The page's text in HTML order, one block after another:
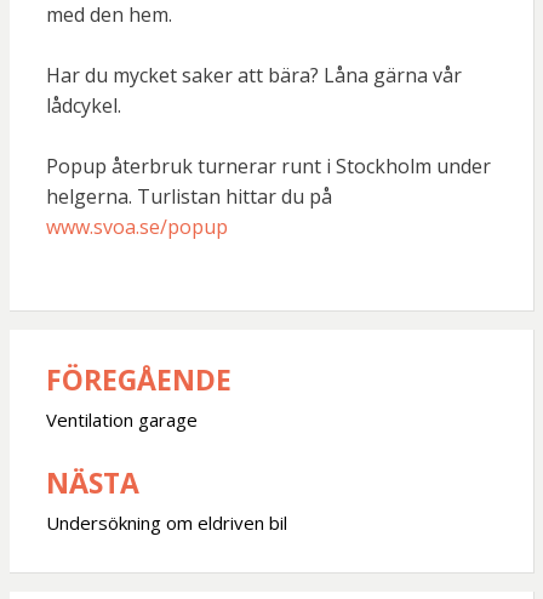
med den hem.
Har du mycket saker att bära? Låna gärna vår
lådcykel.
Popup återbruk turnerar runt i Stockholm under
helgerna. Turlistan hittar du på
www.svoa.se/popup
Inläggsnavigering
FÖREGÅENDE
Ventilation garage
NÄSTA
Undersökning om eldriven bil